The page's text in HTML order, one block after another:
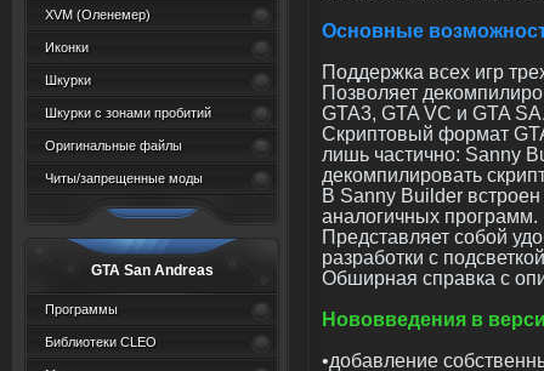
XVM (Oленемер)
Иконки
Шкурки
Шкурки с зонами пробитий
Оригинальные файлы
Читы/запрещенные моды
GTA San Andreas
Программы
Библиотеки CLEO
Основные
Поддержка всех игр
Позволяет
GTA3, GTA VC и GTA
Скриптовый формат
лишь частично: Sanny
декомпилировать
В Sanny Builder
аналогичных программ.
Представляет собой
разработки с
Обширная справка с
Нововведения в
•добавление